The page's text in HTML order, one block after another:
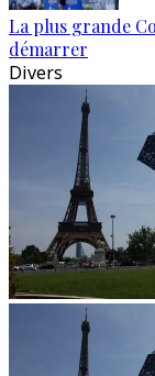
La plus grande
démarrer
Divers